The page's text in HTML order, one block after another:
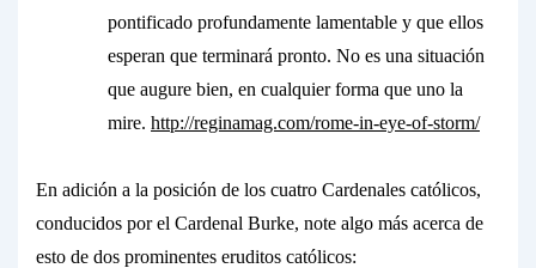
pontificado profundamente lamentable y que ellos
esperan que terminará pronto. No es una situación
que augure bien, en cualquier forma que uno la
mire. http://reginamag.com/rome-in-eye-of-storm/
En adición a la posición de los cuatro Cardenales católicos,
conducidos por el Cardenal Burke, note algo más acerca de
esto de dos prominentes eruditos católicos: